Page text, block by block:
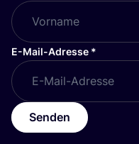
E-Mail-Adresse *
Senden